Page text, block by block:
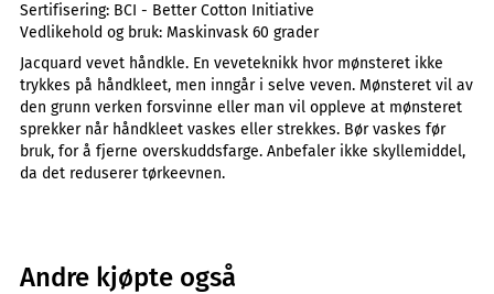
Sertifisering: BCI - Better Cotton Initiative
Vedlikehold og bruk: Maskinvask 60 grader
Jacquard vevet håndkle. En veveteknikk hvor mønsteret ikke
trykkes på håndkleet, men inngår i selve veven. Mønsteret vil av
den grunn verken forsvinne eller man vil oppleve at mønsteret
sprekker når håndkleet vaskes eller strekkes. Bør vaskes før
bruk, for å fjerne overskuddsfarge. Anbefaler ikke skyllemiddel,
da det reduserer tørkeevnen.
Andre kjøpte også